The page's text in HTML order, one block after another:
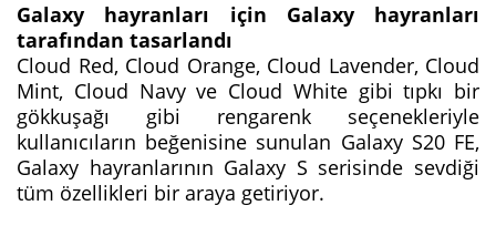
Galaxy hayranları için Galaxy hayranları
tarafından tasarlandı
Cloud Red, Cloud Orange, Cloud Lavender, Cloud
Mint, Cloud Navy ve Cloud White gibi tıpkı bir
gökkuşağı gibi rengarenk seçenekleriyle
kullanıcıların beğenisine sunulan Galaxy S20 FE,
Galaxy hayranlarının Galaxy S serisinde sevdiği
tüm özellikleri bir araya getiriyor.